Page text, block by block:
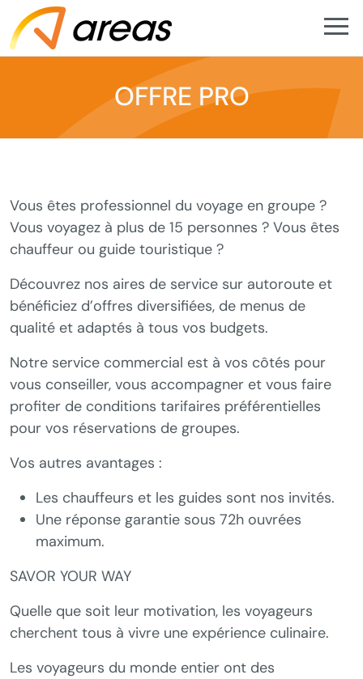
OFFRE PRO
Vous êtes professionnel du voyage en groupe ?
Vous voyagez à plus de 15 personnes ? Vous êtes
chauffeur ou guide touristique ?
Découvrez nos aires de service sur autoroute et
bénéficiez d’offres diversifiées, de menus de
qualité et adaptés à tous vos budgets.
Notre service commercial est à vos côtés pour
vous conseiller, vous accompagner et vous faire
profiter de conditions tarifaires préférentielles
pour vos réservations de groupes.
Vos autres avantages :
Les chauffeurs et les guides sont nos invités.
Une réponse garantie sous 72h ouvrées
maximum.
SAVOR YOUR WAY
Quelle que soit leur motivation, les voyageurs
cherchent tous à vivre une expérience culinaire.
Les voyageurs du monde entier ont des